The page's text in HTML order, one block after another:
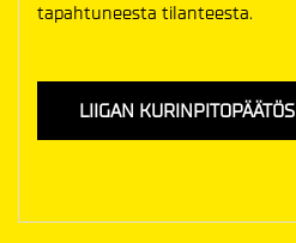
tapahtuneesta tilanteesta.
LIIGAN KURINPITOPÄÄTÖS